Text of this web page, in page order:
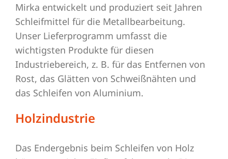
Mirka entwickelt und produziert seit Jahren
Schleifmittel für die Metallbearbeitung.
Unser Lieferprogramm umfasst die
wichtigsten Produkte für diesen
Industriebereich, z. B. für das Entfernen von
Rost, das Glätten von Schweißnähten und
das Schleifen von Aluminium.
Holzindustrie
Das Endergebnis beim Schleifen von Holz